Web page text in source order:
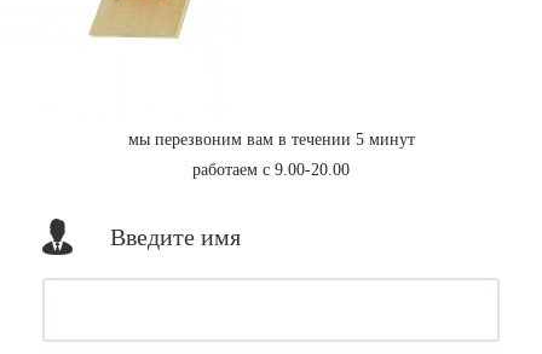
мы перезвоним вам в течении 5 минут
работаем с 9.00-20.00
Введите имя